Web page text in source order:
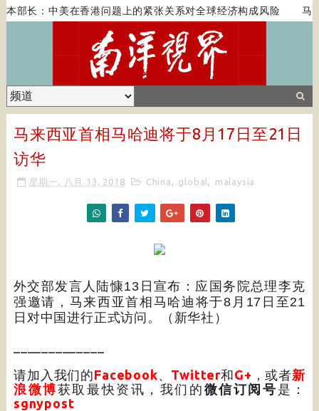
部长：中美在香港问题上的紧张关系对全球经济构成风险 马
马来西亚首相马哈迪将于8月17日至21日
访华
星期一, 八月 13, 2018 China , global , malaysia
外交部发言人陆慷13 日宣布：应国务院总理李克
强邀请，马来西亚首相马哈迪将于8 月 17 日至21
日对中国进行正式访问。（新华社）
请加入我们的Facebook、 Twitter和G+ ，或者新
浪微博获取最快资讯，我们的 微信订阅号 是：
sgnypost